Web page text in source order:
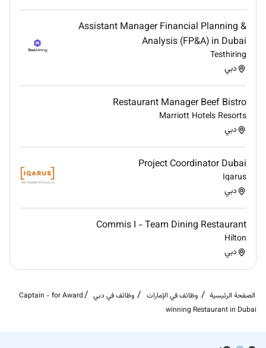
Assistant Manager Financial Planning &
Analysis (FP&A) in Dubai
Testhiring
دبي
Restaurant Manager Beef Bistro
Marriott Hotels Resorts
دبي
Project Coordinator Dubai
Iqarus
دبي
Commis I - Team Dining Restaurant
Hilton
دبي
الصفحة الرئيسية وظائف في الإمارات وظائف في دبي
Captain - for Award
winning Restaurant in Dubai